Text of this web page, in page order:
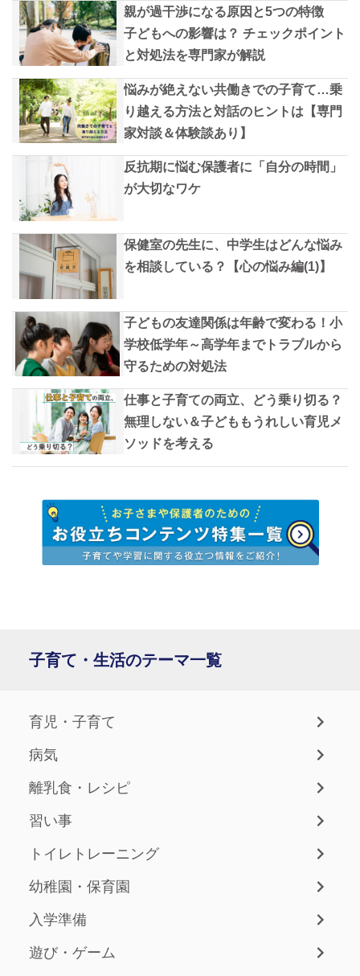
親が過干渉になる原因と5つの特徴
子どもへの影響は？ チェックポイント
と対処法を専門家が解説
悩みが絶えない共働きでの子育て…乗
り越える方法と対話のヒントは【専門
家対談＆体験談あり】
反抗期に悩む保護者に「自分の時間」
が大切なワケ
保健室の先生に、中学生はどんな悩み
を相談している？【心の悩み編(1)】
子どもの友達関係は年齢で変わる！小
学校低学年～高学年までトラブルから
守るための対処法
仕事と子育ての両立、どう乗り切る？
無理しない＆子どももうれしい育児メ
ソッドを考える
子育て・生活のテーマ一覧
育児・子育て
病気
離乳食・レシピ
習い事
トイレトレーニング
幼稚園・保育園
入学準備
遊び・ゲーム